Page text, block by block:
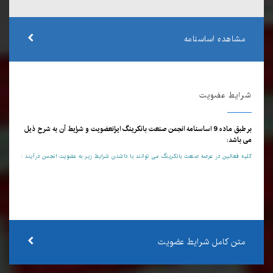
مشاهده اساسنامه
شرایط عضویت
بر طبق ماده 9 اساسنامه انجمن صنعت بانکرینگ ایرانعضویت و شرایط آن به شرح ذیل
می باشد:
کلیه فعالین در عرصه صنعت بانکرینگ می توانند با داشتن شرایط زیر به عضویت انجمن درآیند :
متن کامل شرایط عضویت